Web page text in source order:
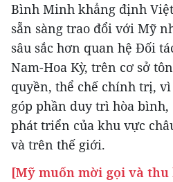
Bình Minh khẳng định
sẵn sàng trao đổi với Mỹ
sâu sắc hơn quan hệ Đối
Nam-Hoa Kỳ, trên cơ sở
quyền, thể chế chính trị,
góp phần duy trì hòa
phát triển của khu vực
và trên thế giới.
[Mỹ muốn mời gọi và